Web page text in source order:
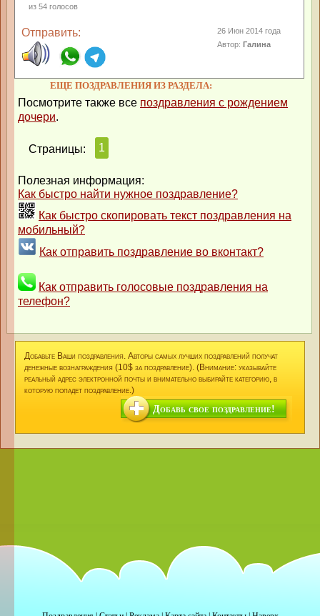
из 54 голосов
Отправить:
26 Июн 2014 года
Автор:Галина
ЕЩЕ ПОЗДРАВЛЕНИЯ ИЗ РАЗДЕЛА:
Посмотрите также все поздравления с рождением
дочери.
Страницы: 1
Полезная информация:
Как быстро найти нужное поздравление?
Как быстро скопировать текст поздравления на
мобильный?
Как отправить поздравление во вконтакт?
Как отправить голосовые поздравления на
телефон?
Добавьте Ваши поздравления. Авторы самых лучших поздравлений получат
денежные вознаграждения (10$ за поздравление). (Внимание: указывайте
реальный адрес электронной почты и внимательно выбирайте категорию, в
которую попадет поздравление.)
Добавь свое поздравление!